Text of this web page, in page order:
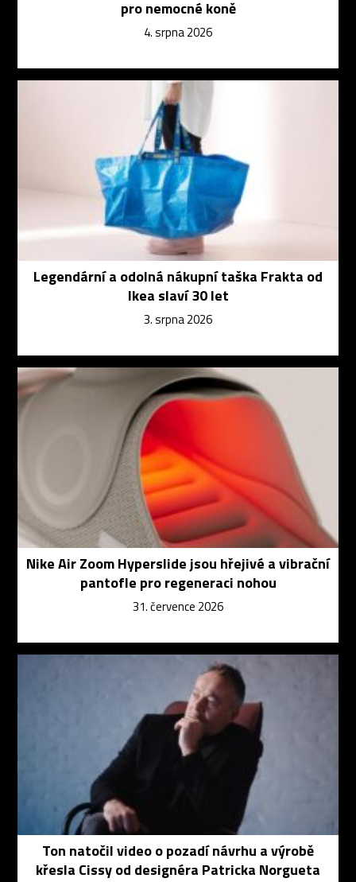
pro nemocné koně
4. srpna 2026
Legendární a odolná nákupní taška Frakta od
Ikea slaví 30 let
3. srpna 2026
Nike Air Zoom Hyperslide jsou hřejivé a vibrační
pantofle pro regeneraci nohou
31. července 2026
Ton natočil video o pozadí návrhu a výrobě
křesla Cissy od designéra Patricka Norgueta